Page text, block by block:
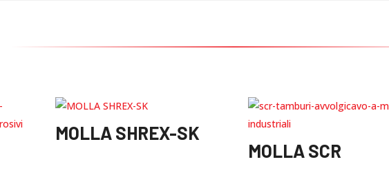
MOLLA SHREX-SK
MOLLA SCR